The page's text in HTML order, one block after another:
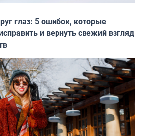
глаз: 5 ошибок, которые
и вернуть свежий взгляд